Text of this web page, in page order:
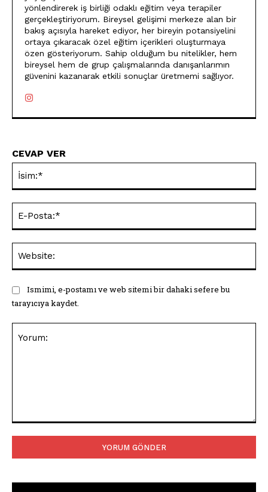
yönlendirerek iş birliği odaklı eğitim veya terapiler
gerçekleştiriyorum. Bireysel gelişimi merkeze alan bir
bakış açısıyla hareket ediyor, her bireyin potansiyelini
ortaya çıkaracak özel eğitim içerikleri oluşturmaya
özen gösteriyorum. Sahip olduğum bu nitelikler, hem
bireysel hem de grup çalışmalarında danışanlarımın
güvenini kazanarak etkili sonuçlar üretmemi sağlıyor.
CEVAP VER
Ismimi, e-postamı ve web sitemi bir dahaki sefere bu
tarayıcıya kaydet.